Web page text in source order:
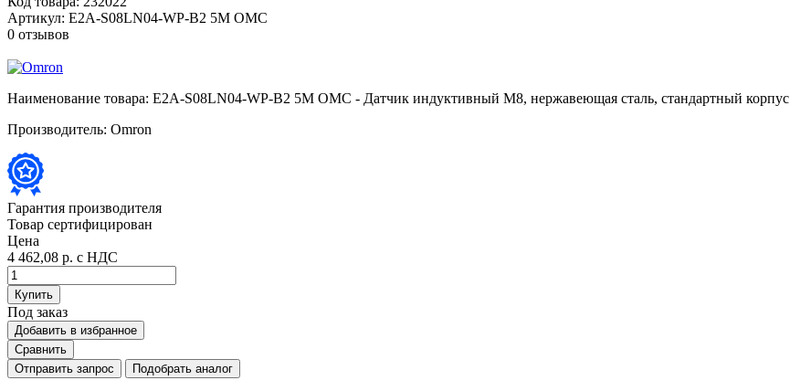
Артикул: E2A-S08LN04-WP-B2 5M OMC
0 отзывов
Наименование товара: E2A-S08LN04-WP-B2 5M OMC - Датчик индуктивный M8, нержавеющая сталь, стандартный корпус
Производитель: Omron
Гарантия производителя
Товар сертифицирован
Цена
4 462,08 р. с НДС
Купить
Под заказ
Добавить в избранное
Сравнить
Отправить запрос
Подобрать аналог